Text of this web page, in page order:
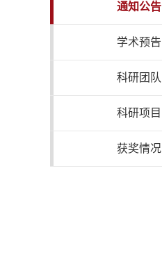
通知公告
学术预告
科研团队
科研项目
获奖情况